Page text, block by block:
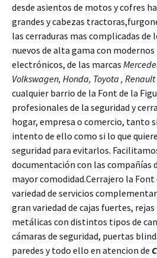
desde asientos de motos y cofres
grandes y cabezas
las cerraduras mas complicadas de
nuevos de alta gama con
electrónicos, de las marcas
Volkswagen, Honda, Toyota , Renault
cualquier barrio de la Font de la
profesionales de la seguridad y
hogar, empresa o comercio, tanto
intento de ello como si lo que
seguridad para evitarlos.
documentación con las compañías
mayor comodidad.Cerrajero la Font
variedad de servicios
gran variedad de cajas fuertes,
metálicas con distintos tipos de
cámaras de seguridad, puertas
paredes y todo ello en atencion de